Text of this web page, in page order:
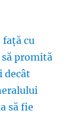
față cu
promită
decât
să fie